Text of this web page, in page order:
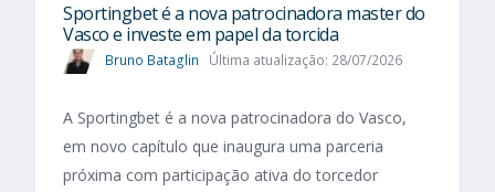
Sportingbet é a nova patrocinadora master do
Vasco e investe em papel da torcida
Bruno Bataglin Última atualização: 28/07/2026
A Sportingbet é a nova patrocinadora do Vasco,
em novo capítulo que inaugura uma parceria
próxima com participação ativa do torcedor